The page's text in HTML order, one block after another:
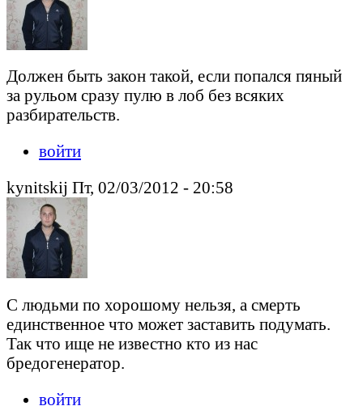
Должен быть закон такой, если попался пяный
за рульом сразу пулю в лоб без всяких
разбирательств.
войти
kynitskij Пт, 02/03/2012 - 20:58
С людьми по хорошому нельзя, а смерть
единственное что может заставить подумать.
Так что ище не известно кто из нас
бредогенератор.
войти